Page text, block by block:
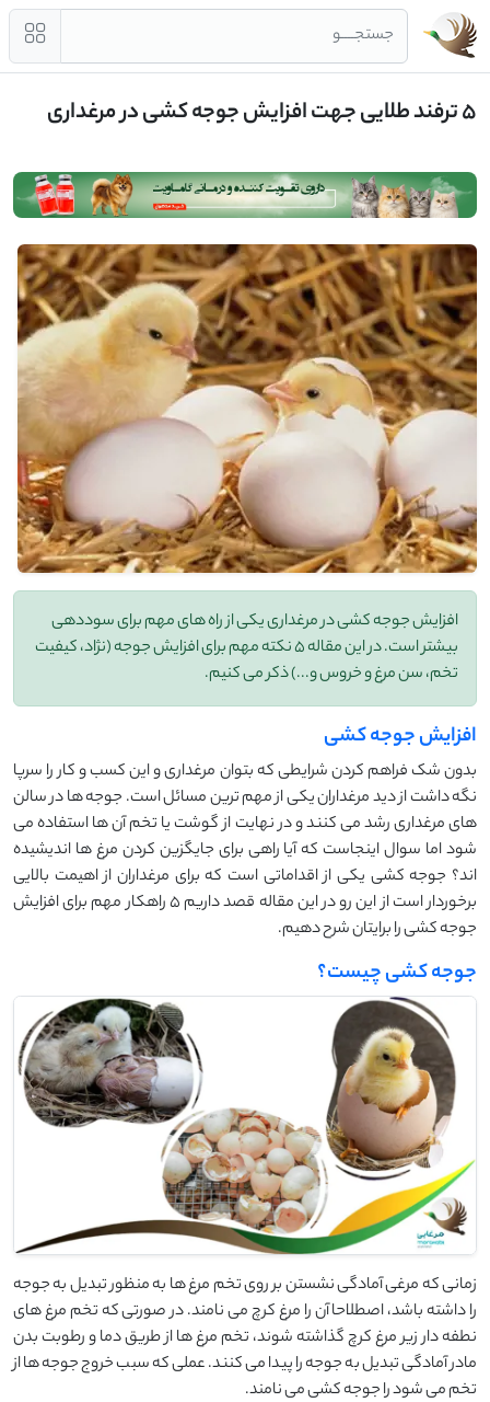
جستجــــو
5 ترفند طلایی جهت افزایش جوجه کشی در مرغداری
افزایش جوجه کشی در مرغداری یکی از راه های مهم برای سوددهی
بیشتر است. در این مقاله 5 نکته مهم برای افزایش جوجه (نژاد، کیفیت
تخم، سن مرغ و خروس و...) ذکر می کنیم.
افزایش جوجه کشی
بدون شک فراهم کردن شرایطی که بتوان مرغداری و این کسب و کار را سرپا
نگه داشت از دید مرغداران یکی از مهم ترین مسائل است. جوجه ها در سالن
های مرغداری رشد می کنند و در نهایت از گوشت یا تخم آن ها استفاده می
شود اما سوال اینجاست که آیا راهی برای جایگزین کردن مرغ ها اندیشیده
اند؟ جوجه کشی یکی از اقداماتی است که برای مرغداران از اهیمت بالایی
برخوردار است از این رو در این مقاله قصد داریم 5 راهکار مهم برای افزایش
جوجه کشی را برایتان شرح دهیم.
جوجه کشی چیست؟
زمانی که مرغی آمادگی نشستن بر روی تخم مرغ ها به منظور تبدیل به جوجه
را داشته باشد، اصطلاحا آن را مرغ کرچ می نامند. در صورتی که تخم مرغ های
نطفه دار زیر مرغ کرچ گذاشته شوند، تخم مرغ ها از طریق دما و رطوبت بدن
مادر آمادگی تبدیل به جوجه را پیدا می کنند. عملی که سبب خروج جوجه ها از
تخم می شود را جوجه کشی می نامند.